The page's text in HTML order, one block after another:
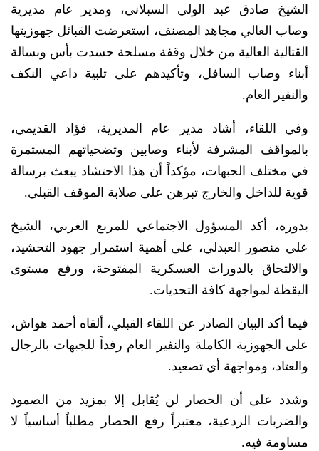
الشيخ صادق عبد الولي السبلاني، ومدير عام مديرية
وصاب العالي مجاهد المصنف، استعرضت القبائل جهوزيتها
القتالية العالية من خلال وقفة مسلحة جسدت بأس وبسالة
أبناء وصاب السافل، وتأكيدهم على تلبية داعي النكف
والنفير العام.
​وفي اللقاء، أشاد مدير عام المديرية، فؤاد القديمي،
بالمواقف المشرفة لأبناء وصابين وتضحياتهم المستمرة
في مختلف الجبهات، مؤكداً أن هذا الاحتشاد يبعث برسالة
قوية للداخل والخارج تبرهن على صلابة الموقف القبلي.
​بدوره، أكد المسؤول الاجتماعي للمربع الغربي، الشيخ
علي منصور العبدلي، على أهمية استمرار جهود التحشيد،
والالتحاق بالدورات العسكرية المفتوحة، ورفع مستوى
اليقظة لمواجهة كافة التحديات.
​فيما أكد البيان الصادر عن اللقاء القبلي، ألقاه أحمد هواش،
على الجهوزية الكاملة والنفير العام رفداً للجبهات بالرجال
والعتاد، ومواجهة أي تصعيد.
وشدد على أن الحصار لن يُقابل إلا بمزيد من الصمود
والضربات الردعية، معتبراً رفع الحصار مطلباً أساسياً لا
مساومة فيه.